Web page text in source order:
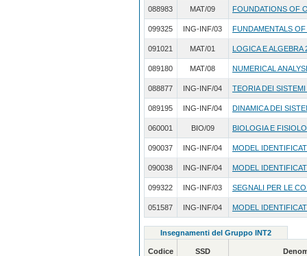
088983 MAT/09 FOUNDATIONS OF
099325 ING-INF/03 FUNDAMENTALS
091021 MAT/01 LOGICA E ALGEBRA
089180 MAT/08 NUMERICAL
088877 ING-INF/04 TEORIA DEI
089195 ING-INF/04 DINAMICA DEI
060001 BIO/09 BIOLOGIA E
090037 ING-INF/04 MODEL
090038 ING-INF/04 MODEL
099322 ING-INF/03 SEGNALI PER LE
051587 ING-INF/04 MODEL
Insegnamenti del Gruppo INT2
Codice SSD